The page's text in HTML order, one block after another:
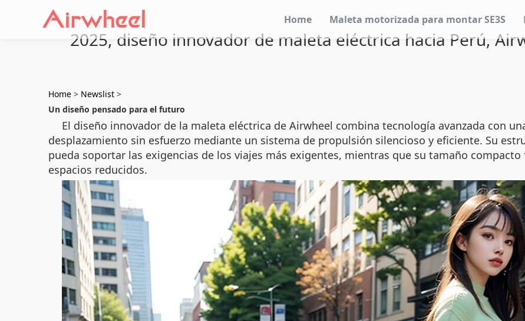
Home Maleta motorizada para montar SE3S
2025, diseño innovador de maleta eléctrica hacia Perú,
Home > Newslist >
Un diseño pensado para el futuro
El diseño innovador de la maleta eléctrica de Airwheel combina tecnología avanzada con
desplazamiento sin esfuerzo mediante un sistema de propulsión silencioso y eficiente. Su
pueda soportar las exigencias de los viajes más exigentes, mientras que su tamaño
espacios reducidos.